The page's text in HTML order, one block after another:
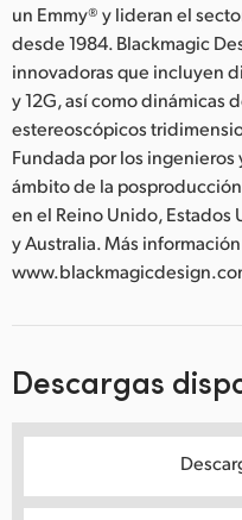
un Emmy® y lideran el
desde 1984. Blackmagic
innovadoras que incluyen
y 12G, así como dinámicas
estereoscópicos
Fundada por los
ámbito de la
en el Reino Unido, Estados
y Australia. Más
Descargas